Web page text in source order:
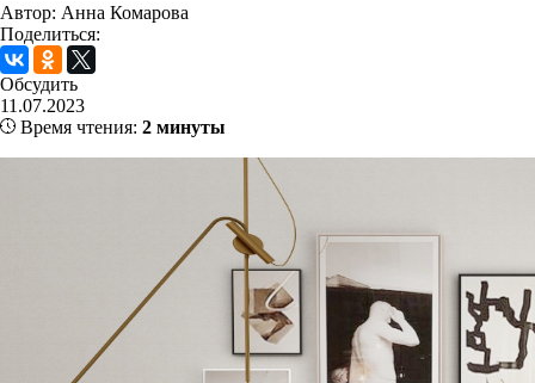
Автор: Анна Комарова
Поделиться:
Обсудить
11.07.2023
Время чтения: 2 минуты